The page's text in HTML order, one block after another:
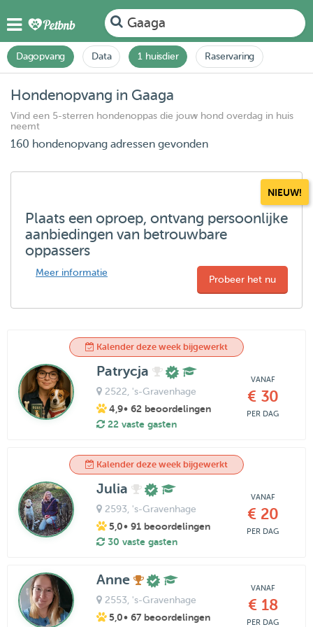
Gaaga
Dagopvang Data 1 huisdier Raservaring
Hondenopvang in Gaaga
Vind een 5-sterren hondenoppas die jouw hond overdag in huis
neemt
160 hondenopvang adressen gevonden
NIEUW!
Plaats een oproep, ontvang persoonlijke
aanbiedingen van betrouwbare
oppassers
Meer informatie
Probeer het nu
Kalender deze week bijgewerkt
Patrycja
2522 , 's-Gravenhage
4,9• 62 beoordelingen
22 vaste gasten
VANAF
€ 30
PER DAG
Kalender deze week bijgewerkt
Julia
2593 , 's-Gravenhage
5,0• 91 beoordelingen
30 vaste gasten
VANAF
€ 20
PER DAG
Anne
2553 , 's-Gravenhage
5,0• 67 beoordelingen
VANAF
€ 18
PER DAG